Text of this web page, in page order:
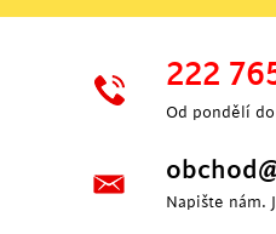
222
Od pondělí
Napište nám.